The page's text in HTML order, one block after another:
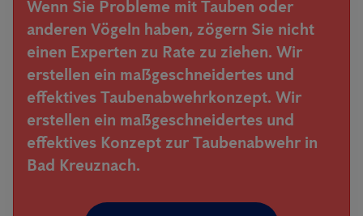
Wenn Sie Probleme mit Tauben oder
anderen Vögeln haben, zögern Sie nicht
einen Experten zu Rate zu ziehen. Wir
erstellen ein maßgeschneidertes und
effektives Taubenabwehrkonzept. Wir
erstellen ein maßgeschneidertes und
effektives Konzept zur Taubenabwehr in
Bad Kreuznach.